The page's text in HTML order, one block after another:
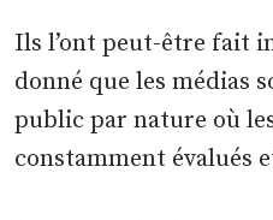
Ils l’ont peut-être fait
donné que les médias
public par nature où
constamment évalués